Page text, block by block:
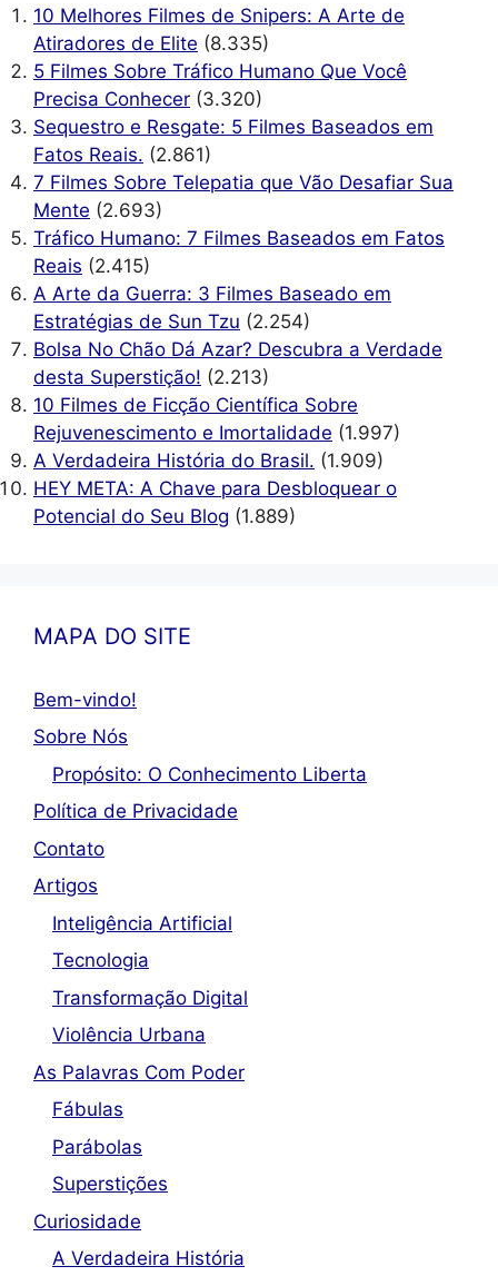
10 Melhores Filmes de Snipers: A Arte de
Atiradores de Elite (8.335)
5 Filmes Sobre Tráfico Humano Que Você
Precisa Conhecer (3.320)
Sequestro e Resgate: 5 Filmes Baseados em
Fatos Reais. (2.861)
7 Filmes Sobre Telepatia que Vão Desafiar Sua
Mente (2.693)
Tráfico Humano: 7 Filmes Baseados em Fatos
Reais (2.415)
A Arte da Guerra: 3 Filmes Baseado em
Estratégias de Sun Tzu (2.254)
Bolsa No Chão Dá Azar? Descubra a Verdade
desta Superstição! (2.213)
10 Filmes de Ficção Científica Sobre
Rejuvenescimento e Imortalidade (1.997)
A Verdadeira História do Brasil. (1.909)
HEY META: A Chave para Desbloquear o
Potencial do Seu Blog (1.889)
MAPA DO SITE
Bem-vindo!
Sobre Nós
Propósito: O Conhecimento Liberta
Política de Privacidade
Contato
Artigos
Inteligência Artificial
Tecnologia
Transformação Digital
Violência Urbana
As Palavras Com Poder
Fábulas
Parábolas
Superstições
Curiosidade
A Verdadeira História